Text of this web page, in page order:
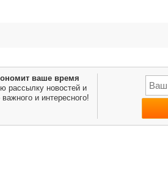
ваше время
рассылку новостей и
и интересного!